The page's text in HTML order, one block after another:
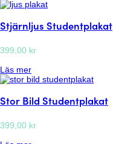
Stjärnljus Studentplakat
399,00 kr
Läs mer:
S
j
ä
n
Stor Bild Studentplakat
399,00 kr